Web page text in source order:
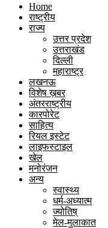
Home
राष्ट्रीय
राज्य
उत्तर प्रदेश
उत्तराखंड
दिल्ली
महाराष्ट्र
लखनऊ
विशेष ख़बर
अंतरराष्ट्रीय
कारपोरेट
साहित्य
रियल इस्टेट
लाइफस्टाइल
खेल
मनोरंजन
अन्य
स्वास्थ्य
धर्म-अध्यात्म
ज्योतिष्
मेल-मुलाकात